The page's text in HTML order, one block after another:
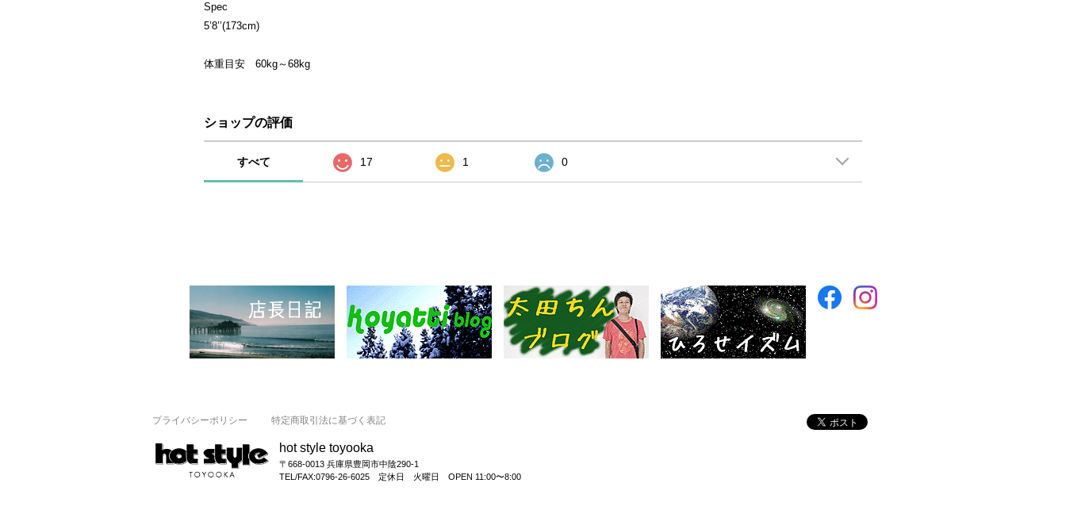
Spec
5’8’’(173cm)
体重目安 60kg～68kg
ショップの評価
すべて 17 1 0
プライバシーポリシー 特定商取引法に基づく表記
hot style toyooka
〒668-0013 兵庫県豊岡市中陰290-1
TEL/FAX:0796-26-6025 定休日 火曜日 OPEN 11:00〜8:00